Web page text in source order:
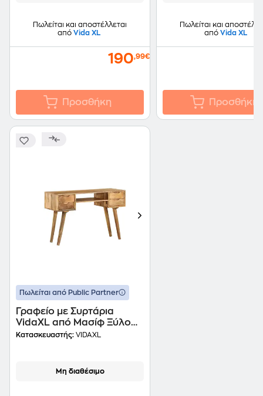
Πωλείται και αποστέλλεται
από Vida XL
190,99€
Προσθήκη
Πωλείται και
από Vida XL
Προσθήκη
Πωλείται από Public Partner
Γραφείο με Συρτάρια
VidaXL από Μασίφ Ξύλο
Μάνγκο 115x47cm -
Κατασκευαστής: VIDAXL
Μη διαθέσιμο